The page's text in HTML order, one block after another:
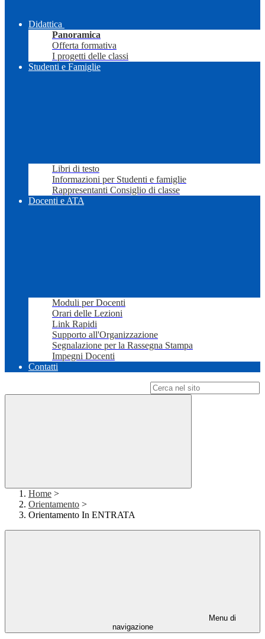
Didattica
Panoramica
Offerta formativa
I progetti delle classi
Studenti e Famiglie
Libri di testo
Informazioni per Studenti e famiglie
Rappresentanti Consiglio di classe
Docenti e ATA
Moduli per Docenti
Orari delle Lezioni
Link Rapidi
Supporto all'Organizzazione
Segnalazione per la Rassegna Stampa
Impegni Docenti
Contatti
Home >
Orientamento >
Orientamento In ENTRATA
Menu di
navigazione